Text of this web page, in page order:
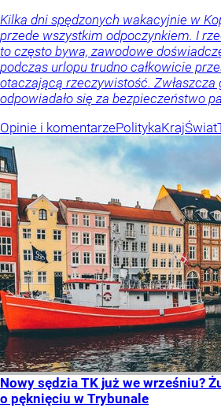
Kilka dni spędzonych wakacyjnie w
przede wszystkim odpoczynkiem. I
to często bywa, zawodowe
podczas urlopu trudno całkowicie
otaczającą rzeczywistość. Zwłaszcza
odpowiadało się za bezpieczeństwo
Opinie i komentarzePolitykaKrajŚwiat
Nowy sędzia TK już we wrześniu?
o pęknięciu w Trybunale